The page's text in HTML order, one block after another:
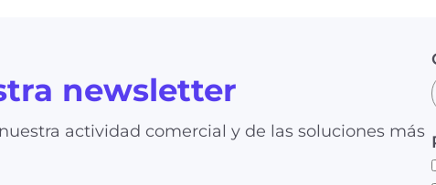
newsletter
actividad comercial y de las soluciones más